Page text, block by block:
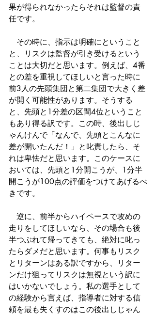
果が得られなかったらそれは監督の責
任です。
その時に、指示は明確にということ
と、リスクは監督が引き受けるという
ことは大切だと思います。例えば、4番
との差を重視してほしいと言った時に
前3人の先頭集団と第二集団で大きく差
が開く可能性があります。そうする
と、先頭と1分差の区間4位ということ
もあり得る訳です。この時、後出しじ
ゃんけんで「なんで、先頭とこんなに
差が開いたんだ！」と叱責したら、そ
れは卑怯だと思います。このケースに
おいては、先頭と1分開こうが、1分半
開こうが100点の評価をつけてあげるべ
きです。
逆に、前半からハイペースで攻めの
走りをしてほしいなら、その場合も後
半つぶれて帰ってきても、絶対に叱っ
たらダメだと思います。何事もリスク
とリターンはある訳ですから、リター
ンだけ狙ってリスクは無視という訳に
はいかないでしょう。私の選手として
の経験から言えば、指導者に対する信
頼を最も失くすのはこの後出しじゃん